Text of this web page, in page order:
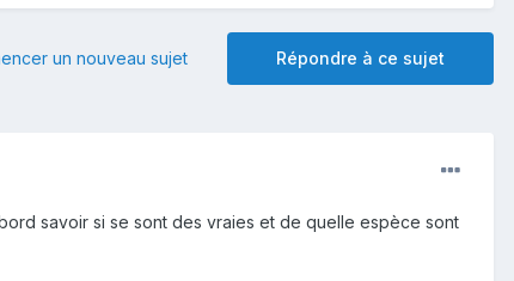
Répondre à ce sujet
un nouveau sujet
savoir si se sont des vraies et de quelle espèce sont